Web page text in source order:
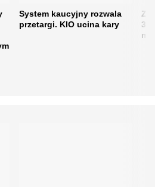
System kaucyjny rozwala
przetargi. KIO ucina kary
31